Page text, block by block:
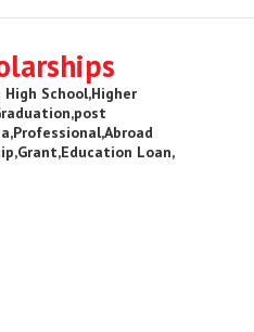
School,Higher
Loan,